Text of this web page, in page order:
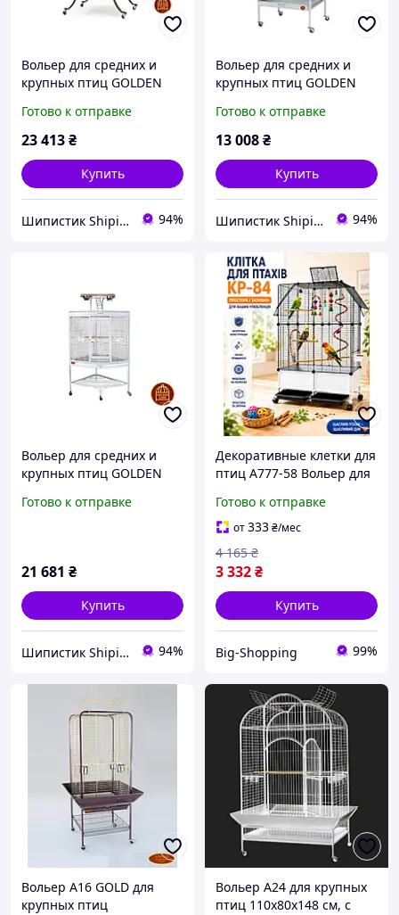
Вольер для средних и
крупных птиц GOLDEN
черный
Готово к отправке
23 413₴
Купить
Шипистик Shipistik 94%
Вольер для средних и
крупных птиц GOLDEN
белый
Готово к отправке
13 008₴
Купить
Шипистик Shipistik 94%
Вольер для средних и
крупных птиц GOLDEN
белый
Готово к отправке
21 681 ₴
Купить
Шипистик Shipistik 94%
Декоративные клетки для
птиц А777-58 Вольер для
для перевозки птиц с
комплектующими для
птиц
Готово к отправке
от333₴/мес
3 332₴
4 165 ₴
Купить
Big-Shopping 99%
Вольер А16 GOLD для
крупных птиц
Вольер А24 для крупных
птиц 110х80х148 см, с